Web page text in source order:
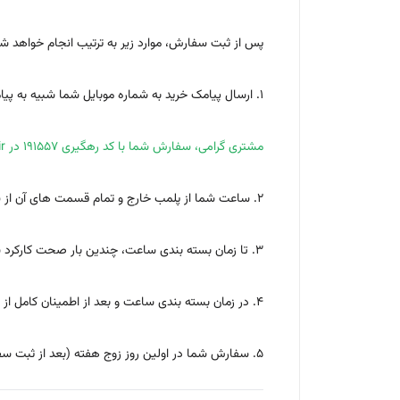
پس از ثبت سفارش، موارد زیر به ترتیب انجام خواهد
1. ارسال پیامک خرید به شماره موبایل شما شبیه به پیامک زیر:
مشتری گرامی، سفارش شما با کد رهگیری 191557 در monobon.ir ثبت شد.
2. ساعت شما از پلمب خارج و تمام قسمت های آن از نظر ظاهری مورد بررسی قرار می گیرد و زمان و تاریخ آن، تنظیم می گردد (ساعت روشن می شود)
3. تا زمان بسته بندی ساعت، چندین بار صحت کارکرد ساعت مورد بررسی قرار می گیرد.
4. در زمان بسته بندی ساعت و بعد از اطمینان کامل از صحت کارکرد آن، سفارش شما تأیید و پیامک تأیید سفارش برای شما ارسال می شود.
5. سفارش شما در اولین روز زوج هفته (بعد از ثبت سفارش) تحویل پُست شده و کد رهگیری مرسوله پُستی به شماره موبایل شما پیامک می گردد.